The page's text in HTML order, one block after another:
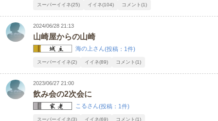
スーパーイイネ(25) イイネ(104) コメント(1)
2024/06/28 21:13
山崎屋からの山崎
海の上さん(投稿：1件)
スーパーイイネ(2) イイネ(89) コメント(1)
2023/06/27 21:00
飲み会の2次会に
こるさん(投稿：1件)
スーパーイイネ(3) イイネ(69) コメント(1)